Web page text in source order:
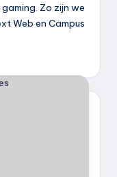
Zo zijn we
Web en Campus